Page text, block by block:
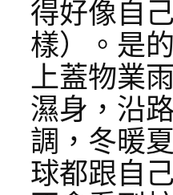
得好像自
樣）。是
上蓋物業
濕身，沿
調，冬暖
球都跟自